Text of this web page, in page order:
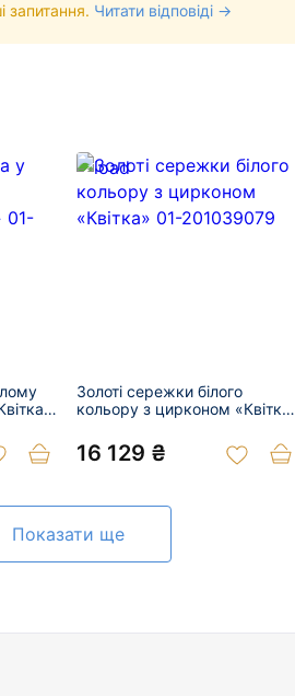
запитання. Читати відповіді →
Золоті сережки білого
кольору з цирконом «Квітка»
16 129 ₴
Показати ще